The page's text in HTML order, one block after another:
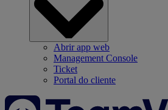
Abrir app web
Management Console
Ticket
Portal do cliente